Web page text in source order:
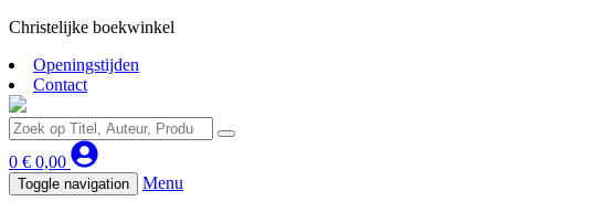
Christelijke boekwinkel
Openingstijden
Contact
0 € 0,00
Toggle navigation Menu